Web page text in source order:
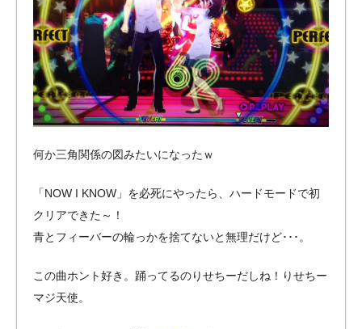
何か三角関係の図みたいになったｗ
「NOW I KNOW」を必死にやったら、ハードモードで初
クリアできた～！
青とフィーバーの輪っかを捨てないと無理だけど･･･。
この曲ホント好き。踊ってるのりせちーだしね！りせちー
マジ天使。